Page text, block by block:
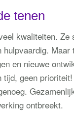
tenen
kwaliteiten.
Maar
en nieuwe
geen
ontbreekt.